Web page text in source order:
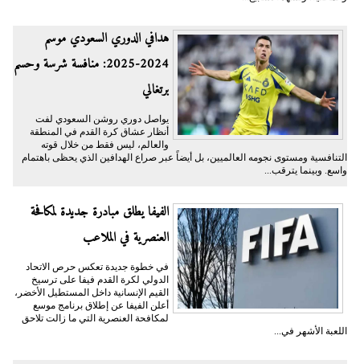
هدافي الدوري السعودي موسم
2024-2025: منافسة شرسة وحسم
برتغالي
يواصل دوري روشن السعودي لفت
أنظار عشاق كرة القدم في المنطقة
والعالم، ليس فقط من خلال قوته
التنافسية ومستوى نجومه العالميين، بل أيضاً عبر صراع الهدافين الذي يحظى باهتمام
واسع. وبينما يترقب...
الفيفا يطلق مبادرة جديدة لمكافحة
العنصرية في الملاعب
في خطوة جديدة تعكس حرص الاتحاد
الدولي لكرة القدم فيفا على ترسيخ
القيم الإنسانية داخل المستطيل الأخضر،
أعلن الفيفا عن إطلاق برنامج موسع
لمكافحة العنصرية التي ما زالت تلاحق
اللعبة الأشهر في...